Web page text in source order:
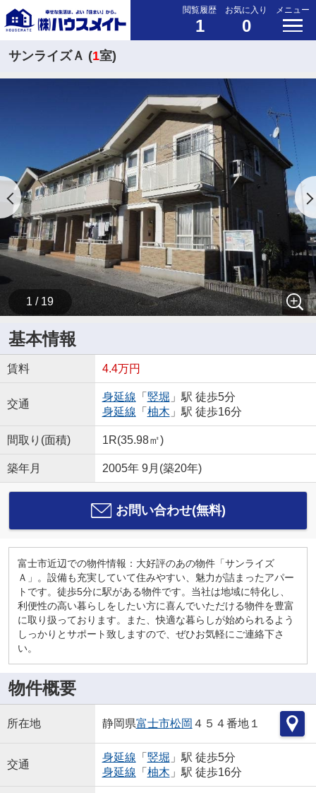
閲覧履歴
1
お気に入り
0
メニュー
サンライズＡ (1室)
1 / 19
基本情報
賃料 4.4万円
交通
身延線 「 竪堀 」駅 徒歩5分
身延線 「 柚木 」駅 徒歩16分
間取り(面積) 1R(35.98㎡)
築年月 2005年 9月(築20年)
お問い合わせ(無料)
富士市近辺での物件情報：大好評のあの物件「サンライズ
Ａ」。設備も充実していて住みやすい、魅力が詰まったアパー
トです。徒歩5分に駅がある物件です。当社は地域に特化し、
利便性の高い暮らしをしたい方に喜んでいただける物件を豊富
に取り扱っております。また、快適な暮らしが始められるよう
しっかりとサポート致しますので、ぜひお気軽にご連絡下さ
い。
物件概要
所在地 静岡県富士市松岡 ４５４番地１
交通
身延線 「 竪堀 」駅 徒歩5分
身延線 「 柚木 」駅 徒歩16分